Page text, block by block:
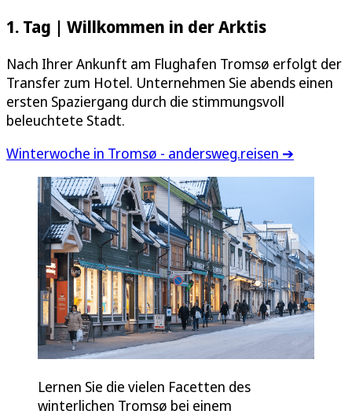
1. Tag | Willkommen in der Arktis
Nach Ihrer Ankunft am Flughafen Tromsø erfolgt der
Transfer zum Hotel. Unternehmen Sie abends einen
ersten Spaziergang durch die stimmungsvoll
beleuchtete Stadt.
Winterwoche in Tromsø - andersweg.reisen ➔
Lernen Sie die vielen Facetten des
winterlichen Tromsø bei einem